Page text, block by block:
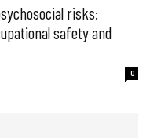
risks:
safety and
0